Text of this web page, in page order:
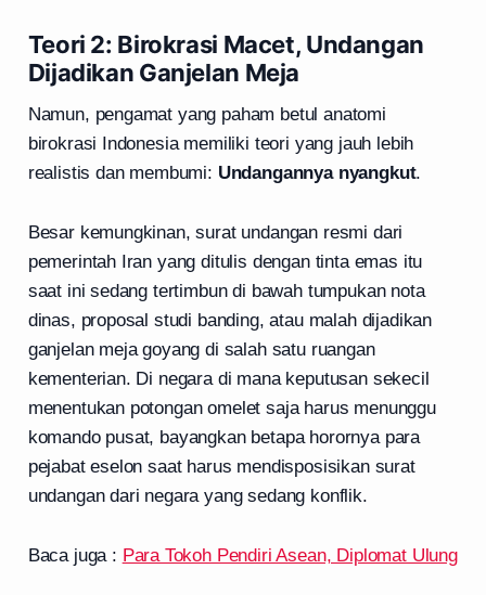
Teori 2: Birokrasi Macet, Undangan
Dijadikan Ganjelan Meja
Namun, pengamat yang paham betul anatomi
birokrasi Indonesia memiliki teori yang jauh lebih
realistis dan membumi: Undangannya nyangkut.
Besar kemungkinan, surat undangan resmi dari
pemerintah Iran yang ditulis dengan tinta emas itu
saat ini sedang tertimbun di bawah tumpukan nota
dinas, proposal studi banding, atau malah dijadikan
ganjelan meja goyang di salah satu ruangan
kementerian. Di negara di mana keputusan sekecil
menentukan potongan omelet saja harus menunggu
komando pusat, bayangkan betapa horornya para
pejabat eselon saat harus mendisposisikan surat
undangan dari negara yang sedang konflik.
Baca juga : Para Tokoh Pendiri Asean, Diplomat Ulung